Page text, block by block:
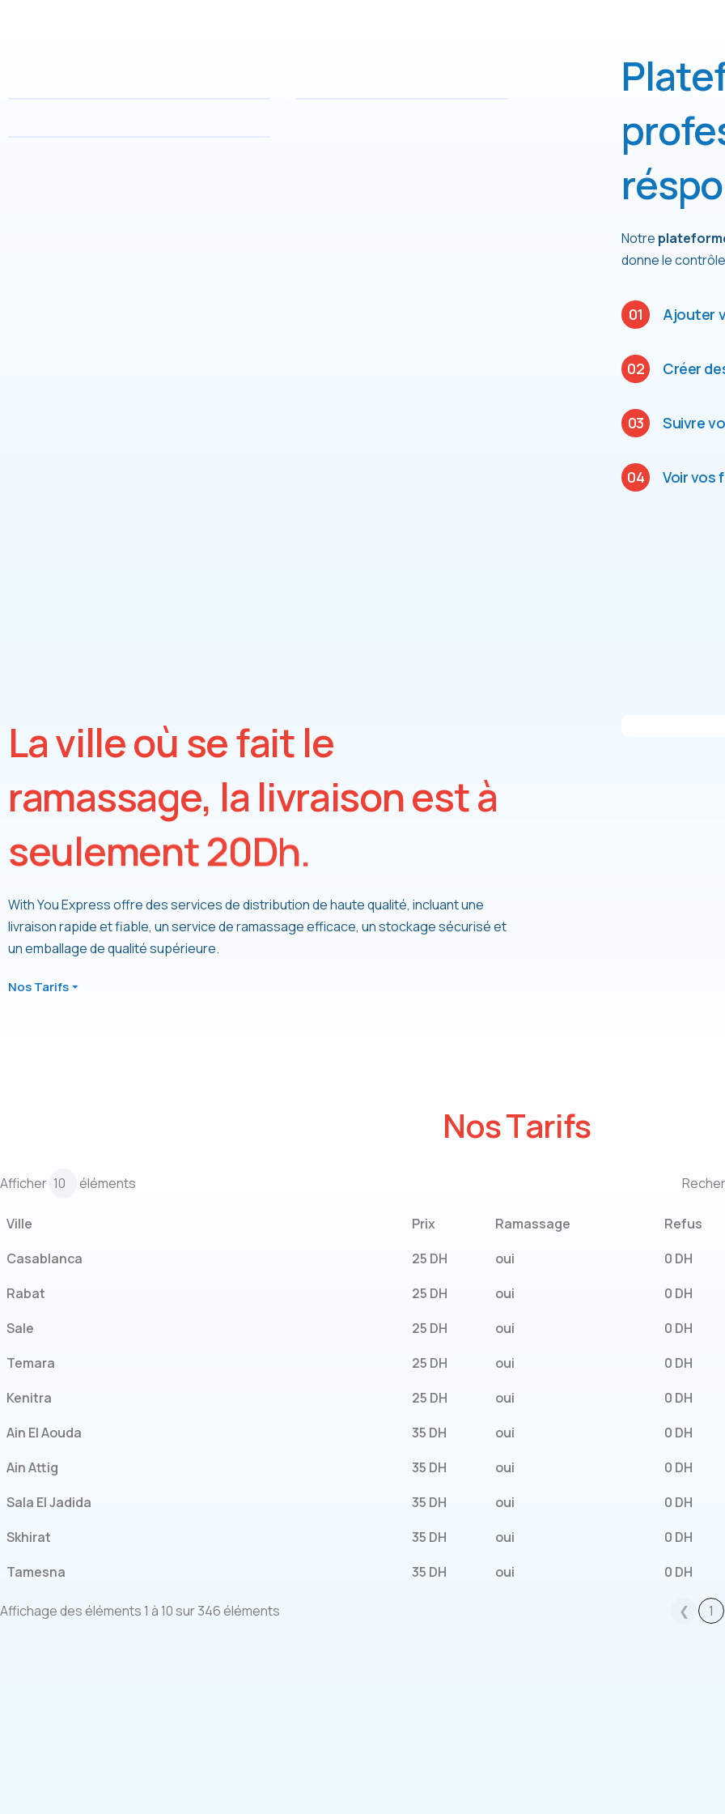
Plate
profe
réspo
Notre
donne le
01 Ajouter
02 Créer
03 Suivre
04 Voir vos
Lavilleoù sefait le
ramassage, la livraisonestà
seulement20Dh.
With You Express offre des services de distribution de haute qualité, incluant une
livraison rapide et fiable, un service de ramassage efficace, un stockage sécurisé et
un emballage de qualité supérieure.
Nos Tarifs
NosTarifs
Afficher éléments
Ville Prix Ramassage
Refus
Casablanca
25 DH oui
0 DH
Rabat
25 DH oui
0 DH
Sale
25 DH oui
0 DH
Temara
25 DH oui
0 DH
Kenitra
25 DH oui
0 DH
Ain El Aouda
35 DH oui
0 DH
Ain Attig
35 DH oui
0 DH
Sala El Jadida
35 DH oui
0 DH
Skhirat
35 DH oui
0 DH
Tamesna
35 DH oui 0 DH
Affichage des éléments 1 à 10 sur 346 éléments ❮ 1